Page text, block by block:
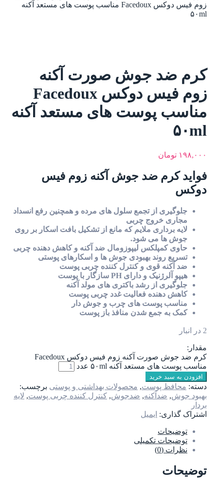
زوم فیس دوکس Facedoux مناسب پوست های مستعد آکنه
۵۰ml
کرم ضد جوش صورت آکنه
زوم فیس دوکس Facedoux
مناسب پوست های مستعد آکنه
۵۰ml
۱۹۸,۰۰۰ تومان
فواید کرم ضد جوش آکنه زوم فیس
دوکس
جلوگیری از تجمع سلول های مرده و همچنین رفع انسداد
مجاری خروج چربی
لایه برداری ملایم که مانع از تشکیل بافت اسکار بر روی
جوش ها می شود.
حاوی کمپلکس لیپوزومال ضد آکنه و کاهش دهنده چربی
تسریع روند بهبودی جوش ها و اسکارهای پوستی
ضد آکنه قوی و کنترل کننده چربی پوست
هیپو آلرژنیک و دارای PH سازگار با پوست
جلوگیری از رشد باکتری های مولد آکنه
کاهش دهنده فعالیت غدد چربی پوست
مناسب پوست های چرب و جوش دار
کمک به جمع شدن منافذ باز پوست
2 در انبار
مقدار:
کرم ضد جوش صورت آکنه زوم فیس دوکس Facedoux
مناسب پوست های مستعد آکنه ۵۰ml عدد
افزودن به سبد خرید
دسته: محافظ پوست, محصولات بهداشتی و پوستی برچسب:
بهبود جوش, ضدآکنه, ضدجوش, کنترل کننده چربی پوست, لایه
بردار
اشتراک گذاری: ایمیل
توضیحات
توضیحات تکمیلی
نظرات (0)
توضیحات